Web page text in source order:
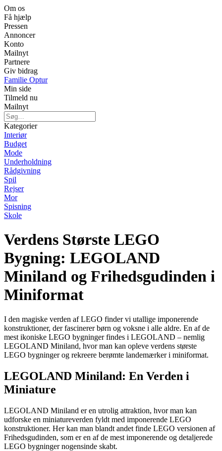
Om os
Få hjælp
Pressen
Annoncer
Konto
Mailnyt
Partnere
Giv bidrag
Familie Optur
Min side
Tilmeld nu
Mailnyt
Kategorier
Interiør
Budget
Mode
Underholdning
Rådgivning
Spil
Rejser
Mor
Spisning
Skole
Verdens Største LEGO
Bygning: LEGOLAND
Miniland og Frihedsgudinden i
Miniformat
I den magiske verden af LEGO finder vi utallige imponerende
konstruktioner, der fascinerer børn og voksne i alle aldre. En af de
mest ikoniske LEGO bygninger findes i LEGOLAND – nemlig
LEGOLAND Miniland, hvor man kan opleve verdens største
LEGO bygninger og rekreere berømte landemærker i miniformat.
LEGOLAND Miniland: En Verden i
Miniature
LEGOLAND Miniland er en utrolig attraktion, hvor man kan
udforske en miniatureverden fyldt med imponerende LEGO
konstruktioner. Her kan man blandt andet finde LEGO versionen af
Frihedsgudinden, som er en af de mest imponerende og detaljerede
LEGO bygninger nogensinde skabt.